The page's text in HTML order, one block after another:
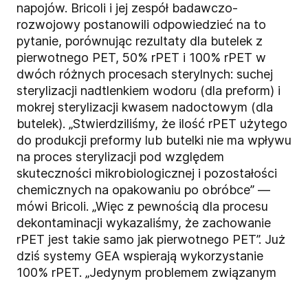
napojów. Bricoli i jej zespół badawczo-
rozwojowy postanowili odpowiedzieć na to
pytanie, porównując rezultaty dla butelek z
pierwotnego PET, 50% rPET i 100% rPET w
dwóch różnych procesach sterylnych: suchej
sterylizacji nadtlenkiem wodoru (dla preform) i
mokrej sterylizacji kwasem nadoctowym (dla
butelek). „Stwierdziliśmy, że ilość rPET użytego
do produkcji preformy lub butelki nie ma wpływu
na proces sterylizacji pod względem
skuteczności mikrobiologicznej i pozostałości
chemicznych na opakowaniu po obróbce” —
mówi Bricoli. „Więc z pewnością dla procesu
dekontaminacji wykazaliśmy, że zachowanie
rPET jest takie samo jak pierwotnego PET”. Już
dziś systemy GEA wspierają wykorzystanie
100% rPET. „Jedynym problemem związanym